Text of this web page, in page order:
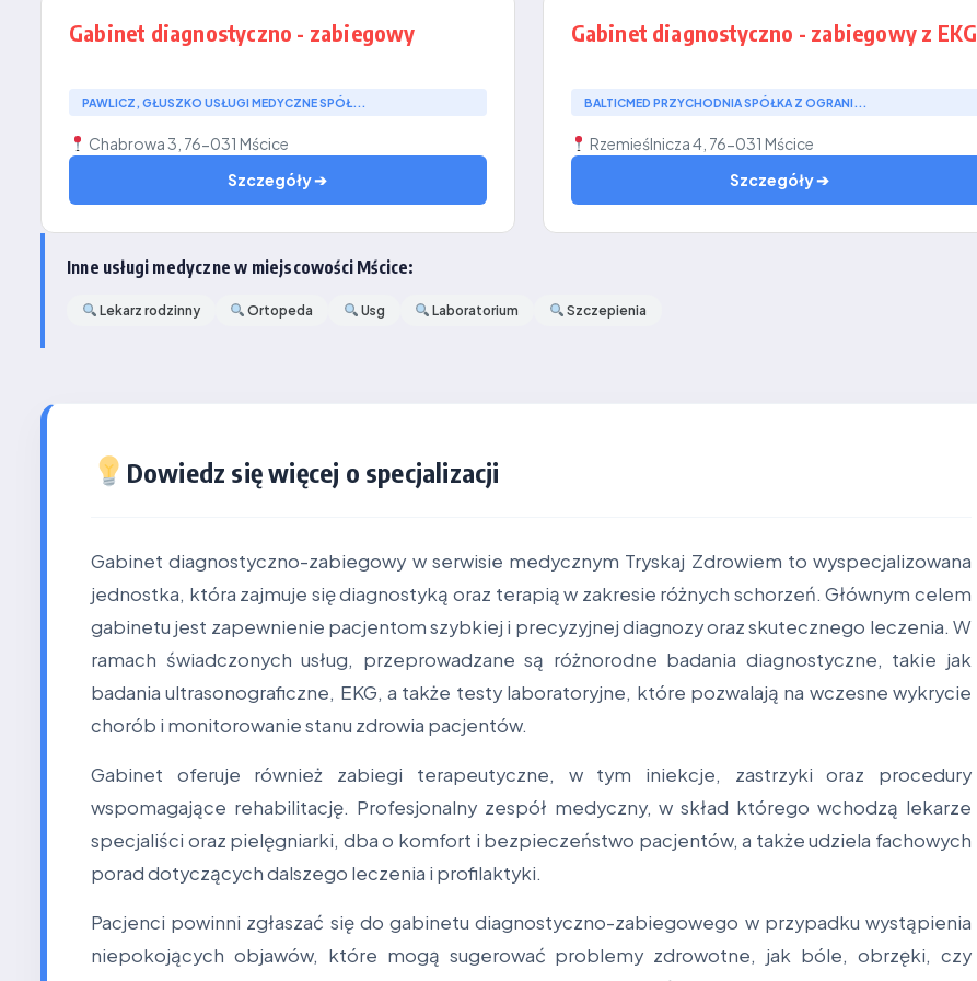
Gabinet diagnostyczno - zabiegowy
PAWLICZ, GŁUSZKO USŁUGI MEDYCZNE SPÓŁ...
Chabrowa 3, 76-031 Mścice
Szczegóły ➔
Gabinet diagnostyczno - zabiegowy z EKG
BALTICMED PRZYCHODNIA SPÓŁKA Z OGRANI...
Rzemieślnicza 4, 76-031 Mścice
Szczegóły ➔
Inne usługi medyczne w miejscowości Mścice:
Lekarz rodzinny Ortopeda Usg Laboratorium Szczepienia
Dowiedz się więcej o specjalizacji
Gabinet diagnostyczno-zabiegowy w serwisie medycznym Tryskaj Zdrowiem to wyspecjalizowana
jednostka, która zajmuje się diagnostyką oraz terapią w zakresie różnych schorzeń. Głównym celem
gabinetu jest zapewnienie pacjentom szybkiej i precyzyjnej diagnozy oraz skutecznego leczenia. W
ramach świadczonych usług, przeprowadzane są różnorodne badania diagnostyczne, takie jak
badania ultrasonograficzne, EKG, a także testy laboratoryjne, które pozwalają na wczesne wykrycie
chorób i monitorowanie stanu zdrowia pacjentów.
Gabinet oferuje również zabiegi terapeutyczne, w tym iniekcje, zastrzyki oraz procedury
wspomagające rehabilitację. Profesjonalny zespół medyczny, w skład którego wchodzą lekarze
specjaliści oraz pielęgniarki, dba o komfort i bezpieczeństwo pacjentów, a także udziela fachowych
porad dotyczących dalszego leczenia i profilaktyki.
Pacjenci powinni zgłaszać się do gabinetu diagnostyczno-zabiegowego w przypadku wystąpienia
niepokojących objawów, które mogą sugerować problemy zdrowotne, jak bóle, obrzęki, czy